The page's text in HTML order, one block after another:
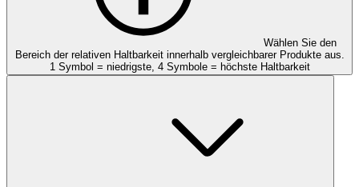
Wählen Sie den
Bereich der relativen Haltbarkeit innerhalb vergleichbarer Produkte aus.
1 Symbol = niedrigste, 4 Symbole = höchste Haltbarkeit